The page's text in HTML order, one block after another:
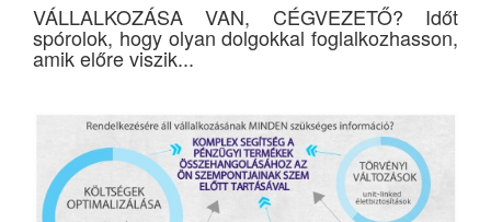
VÁLLALKOZÁSA VAN, CÉGVEZETŐ? Időt
spórolok, hogy olyan dolgokkal foglalkozhasson,
amik előre viszik...